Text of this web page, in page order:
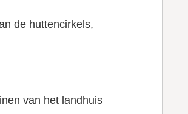
de huttencirkels,
van het landhuis